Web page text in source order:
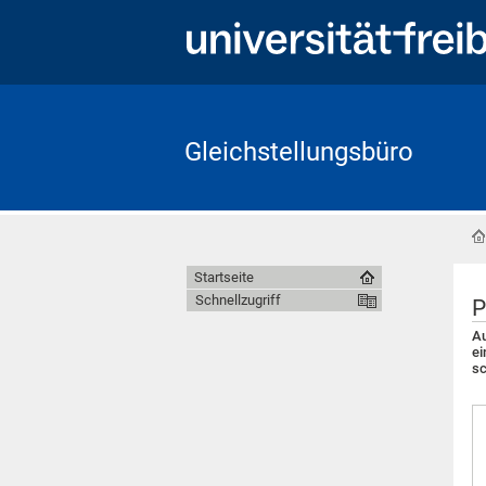
Gleichstellungsbüro
Startseite
Schnellzugriff